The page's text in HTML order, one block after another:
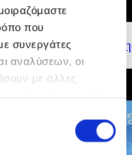
που
συνεργάτες
αναλύσεων, οι
με άλλες
τα αποτελέσματα
της...